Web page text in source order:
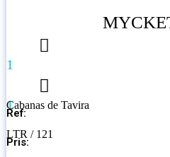
1
1
Cabanas de Tavira
Ref:
LTR / 121
Pris: